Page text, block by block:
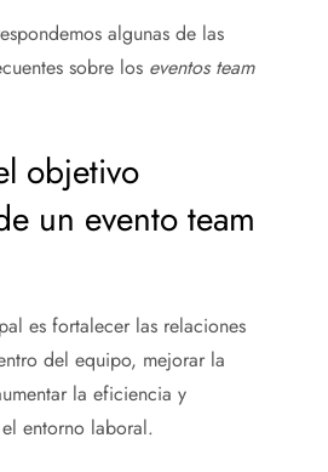
algunas de las
sobre los eventos team
objetivo
un evento team
es fortalecer las relaciones
del equipo, mejorar la
la eficiencia y
entorno laboral.